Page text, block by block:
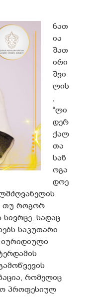
ნათ
ია
შათ
ირი
შვი
ლის
,
“ლი
დერ
ქალ
თა
საზ
ოგა
დოე
თუ როგორ
სადაც
საკუთარი
იურიდიული
რომელიც
პროფესიულ